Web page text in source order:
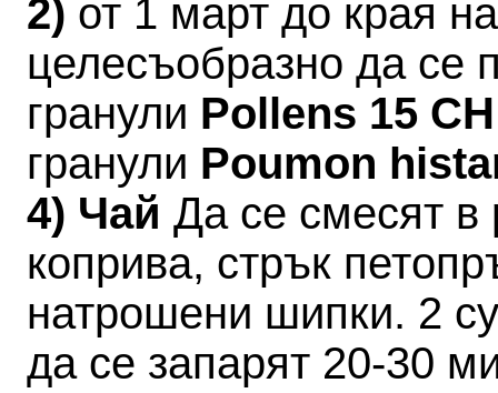
2) от 1 март до края
целесъобразно да се
гранули Pollens 15
гранули Poumon
4) Чай Да се смесят в
коприва, стрък
натрошени шипки. 2
да се запарят 20-30